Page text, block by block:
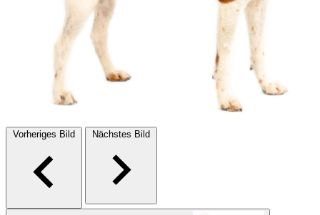
Vorheriges Bild Nächstes Bild